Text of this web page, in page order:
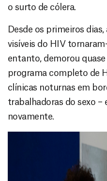
o surto de cólera.
Desde os primeiros
visíveis do HIV
entanto, demorou
programa completo de
clínicas noturnas em
trabalhadoras do sexo –
novamente.